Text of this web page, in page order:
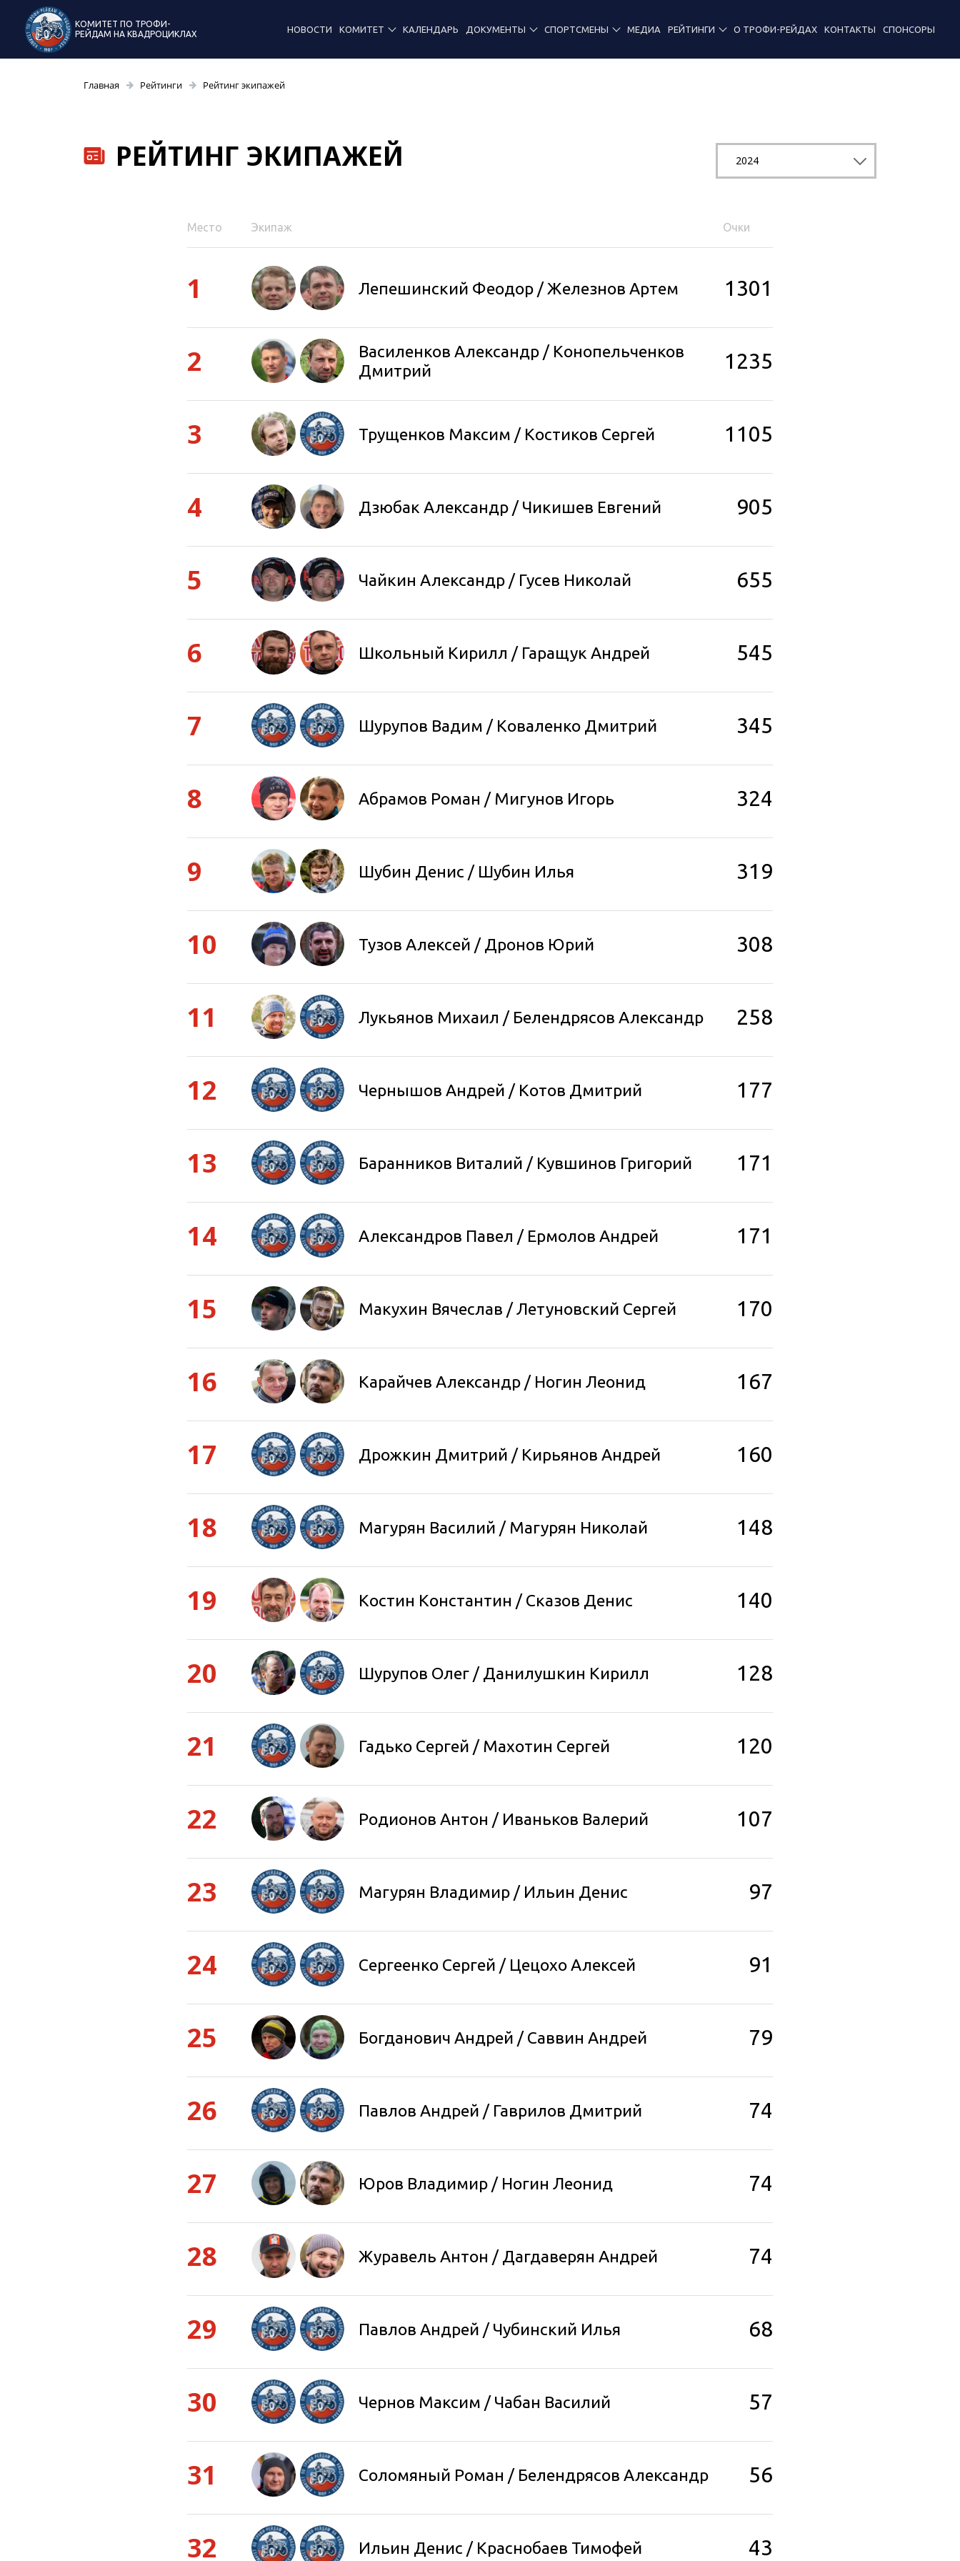
КОМИТЕТ ПО ТРОФИ-
РЕЙДАМ НА КВАДРОЦИКЛАХ
НОВОСТИ КОМИТЕТ КАЛЕНДАРЬ ДОКУМЕНТЫ СПОРТСМЕНЫ МЕДИА РЕЙТИНГИ О ТРОФИ-РЕЙДАХ КОНТАКТЫ СПОНСОРЫ
Главная Рейтинги Рейтинг экипажей
РЕЙТИНГ ЭКИПАЖЕЙ 2024
Место Экипаж Очки
1 Лепешинский Феодор /Железнов Артем 1301
2 Василенков Александр / Конопельченков
Дмитрий
1235
3 Трущенков Максим / Костиков Сергей 1105
4 Дзюбак Александр / Чикишев Евгений 905
5 Чайкин Александр / Гусев Николай 655
6 Школьный Кирилл / Гаращук Андрей 545
7 Шурупов Вадим / Коваленко Дмитрий 345
8 Абрамов Роман / Мигунов Игорь 324
9 Шубин Денис / Шубин Илья 319
10 Тузов Алексей / Дронов Юрий 308
11 Лукьянов Михаил / Белендрясов Александр 258
12 Чернышов Андрей / Котов Дмитрий 177
13 Баранников Виталий / Кувшинов Григорий 171
14 Александров Павел / Ермолов Андрей 171
15 Макухин Вячеслав / Летуновский Сергей 170
16 Карайчев Александр / Ногин Леонид 167
17 Дрожкин Дмитрий / Кирьянов Андрей 160
18 Магурян Василий / Магурян Николай 148
19 Костин Константин / Сказов Денис 140
20 Шурупов Олег / Данилушкин Кирилл 128
21 Гадько Сергей / Махотин Сергей 120
22 Родионов Антон / Иваньков Валерий 107
23 Магурян Владимир / Ильин Денис 97
24 Сергеенко Сергей / Цецохо Алексей 91
25 Богданович Андрей / Саввин Андрей 79
26 Павлов Андрей / Гаврилов Дмитрий 74
27 Юров Владимир / Ногин Леонид 74
28 Журавель Антон / Дагдаверян Андрей 74
29 Павлов Андрей / Чубинский Илья 68
30 Чернов Максим / Чабан Василий 57
31 Соломяный Роман / Белендрясов Александр 56
32 Ильин Денис / Краснобаев Тимофей 43